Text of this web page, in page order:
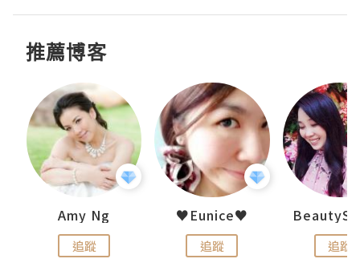
推薦博客
Amy Ng
追蹤
♥Eunice♥
追蹤 追蹤